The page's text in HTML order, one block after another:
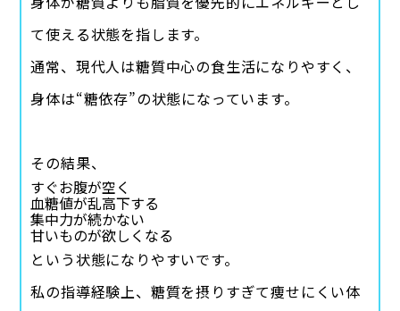
て使える状態を指します。
通常、現代人は糖質中心の食生活になりやすく、
身体は“糖依存”の状態になっています。
その結果、
すぐお腹が空く
血糖値が乱高下する
集中力が続かない
甘いものが欲しくなる
という状態になりやすいです。
私の指導経験上、糖質を摂りすぎて痩せにくい体